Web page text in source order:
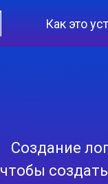
Как это
Создание
чтобы